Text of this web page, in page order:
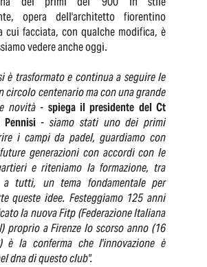
opera dell'architetto fiorentino
cui facciata, con qualche modifica, è
vedere anche oggi.
è trasformato e continua a seguire le
circolo centenario ma con una grande
novità - spiega il presidente del Ct
Pennisi- siamo stati uno dei primi
i campi da padel, guardiamo con
generazioni con accordi con le
e riteniamo la formazione, tra
tutti, un tema fondamentale per
queste idee. Festeggiamo 125 anni
la nuova Fitp (Federazione Italiana
proprio a Firenze lo scorso anno (16
è la conferma che l'innovazione è
dna di questo club".